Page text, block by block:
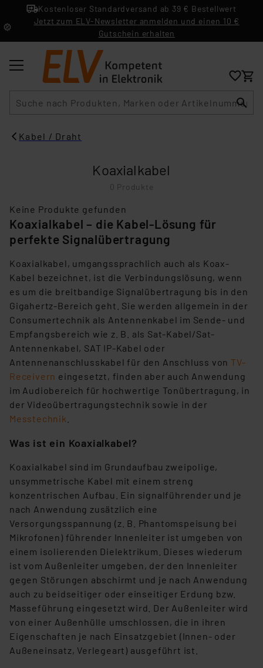
Kostenloser Standardversand ab 39 € Bestellwert
Jetzt zum ELV-Newsletter anmelden und einen 10 €
Gutschein erhalten
Kabel / Draht
Koaxialkabel
0 Produkte
Keine Produkte gefunden
Koaxialkabel – die Kabel-Lösung für
perfekte Signalübertragung
Koaxialkabel, umgangssprachlich auch als Koax-
Kabel bezeichnet, ist die Verbindungslösung, wenn
es um die breitbandige Signalübertragung bis in den
Gigahertz-Bereich geht. Sie werden allgemein in der
Consumertechnik als Antennenkabel im Sende- und
Empfangsbereich wie z. B. als Sat-Kabel/Sat-
Antennenkabel, SAT IP-Kabel oder
Antennenanschlusskabel für den Anschluss von TV-
Receivern eingesetzt, finden aber auch Anwendung
im Audiobereich für hochwertige Tonübertragung, in
der Videoübertragungstechnik sowie in der
Messtechnik
Was ist ein Koaxialkabel?
Koaxialkabel sind im Grundaufbau zweipolige,
unsymmetrische Kabel mit einem streng
konzentrischen Aufbau. Ein signalführender und je
nach Anwendung zusätzlich eine
Versorgungsspannung (z. B. Phantomspeisung bei
Mikrofonen) führender Innenleiter ist umgeben von
einem isolierenden Dielektrikum. Dieses wiederum
ist vom Außenleiter umgeben, der den Innenleiter
gegen Störungen abschirmt und je nach Anwendung
auch zu beidseitiger oder einseitiger Erdung bzw.
Masseführung eingesetzt wird. Der Außenleiter wird
von einer Außenhülle umschlossen, die in ihren
Eigenschaften je nach Einsatzgebiet (Innen- oder
Außeneinsatz, Verlegeart) ausgeführt ist.